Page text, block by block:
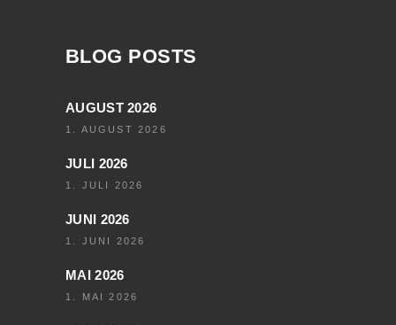
BLOG POSTS
AUGUST 2026
1. AUGUST 2026
JULI 2026
1. JULI 2026
JUNI 2026
1. JUNI 2026
MAI 2026
1. MAI 2026